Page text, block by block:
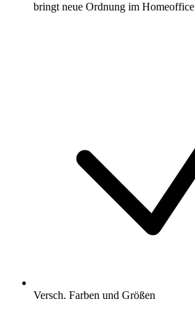
bringt neue Ordnung im Homeoffice
Versch. Farben und Größen